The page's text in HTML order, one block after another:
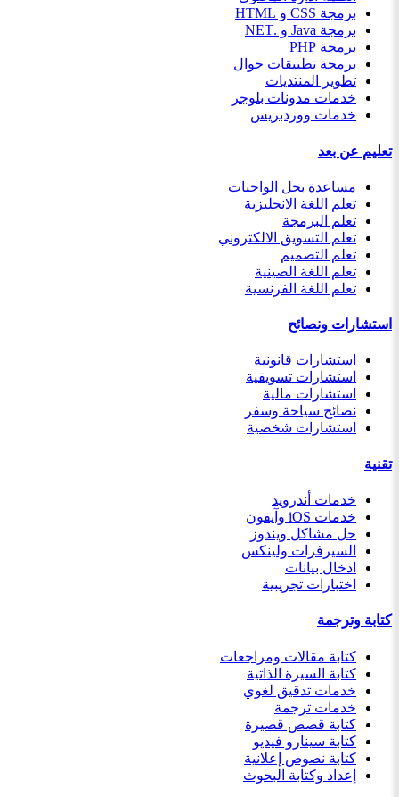
برمجة CSS و HTML
برمجة Java و .NET
برمجة PHP
برمجة تطبيقات جوال
تطوير المنتديات
خدمات مدونات بلوجر
خدمات ووردبريس
تعليم عن بعد
مساعدة بحل الواجبات
تعلم اللغة الانجليزية
تعلم البرمجة
تعلم التسويق الالكتروني
تعلم التصميم
تعلم اللغة الصينية
تعلم اللغة الفرنسية
استشارات ونصائح
استشارات قانونية
استشارات تسويقية
استشارات مالية
نصائح سياحة وسفر
استشارات شخصية
تقنية
خدمات أندرويد
خدمات iOS وآيفون
حل مشاكل ويندوز
السيرفرات ولينكس
ادخال بيانات
اختبارات تجريبية
كتابة وترجمة
كتابة مقالات ومراجعات
كتابة السيرة الذاتية
خدمات تدقيق لغوي
خدمات ترجمة
كتابة قصص قصيرة
كتابة سينارو فيديو
كتابة نصوص إعلانية
إعداد وكتابة البحوث